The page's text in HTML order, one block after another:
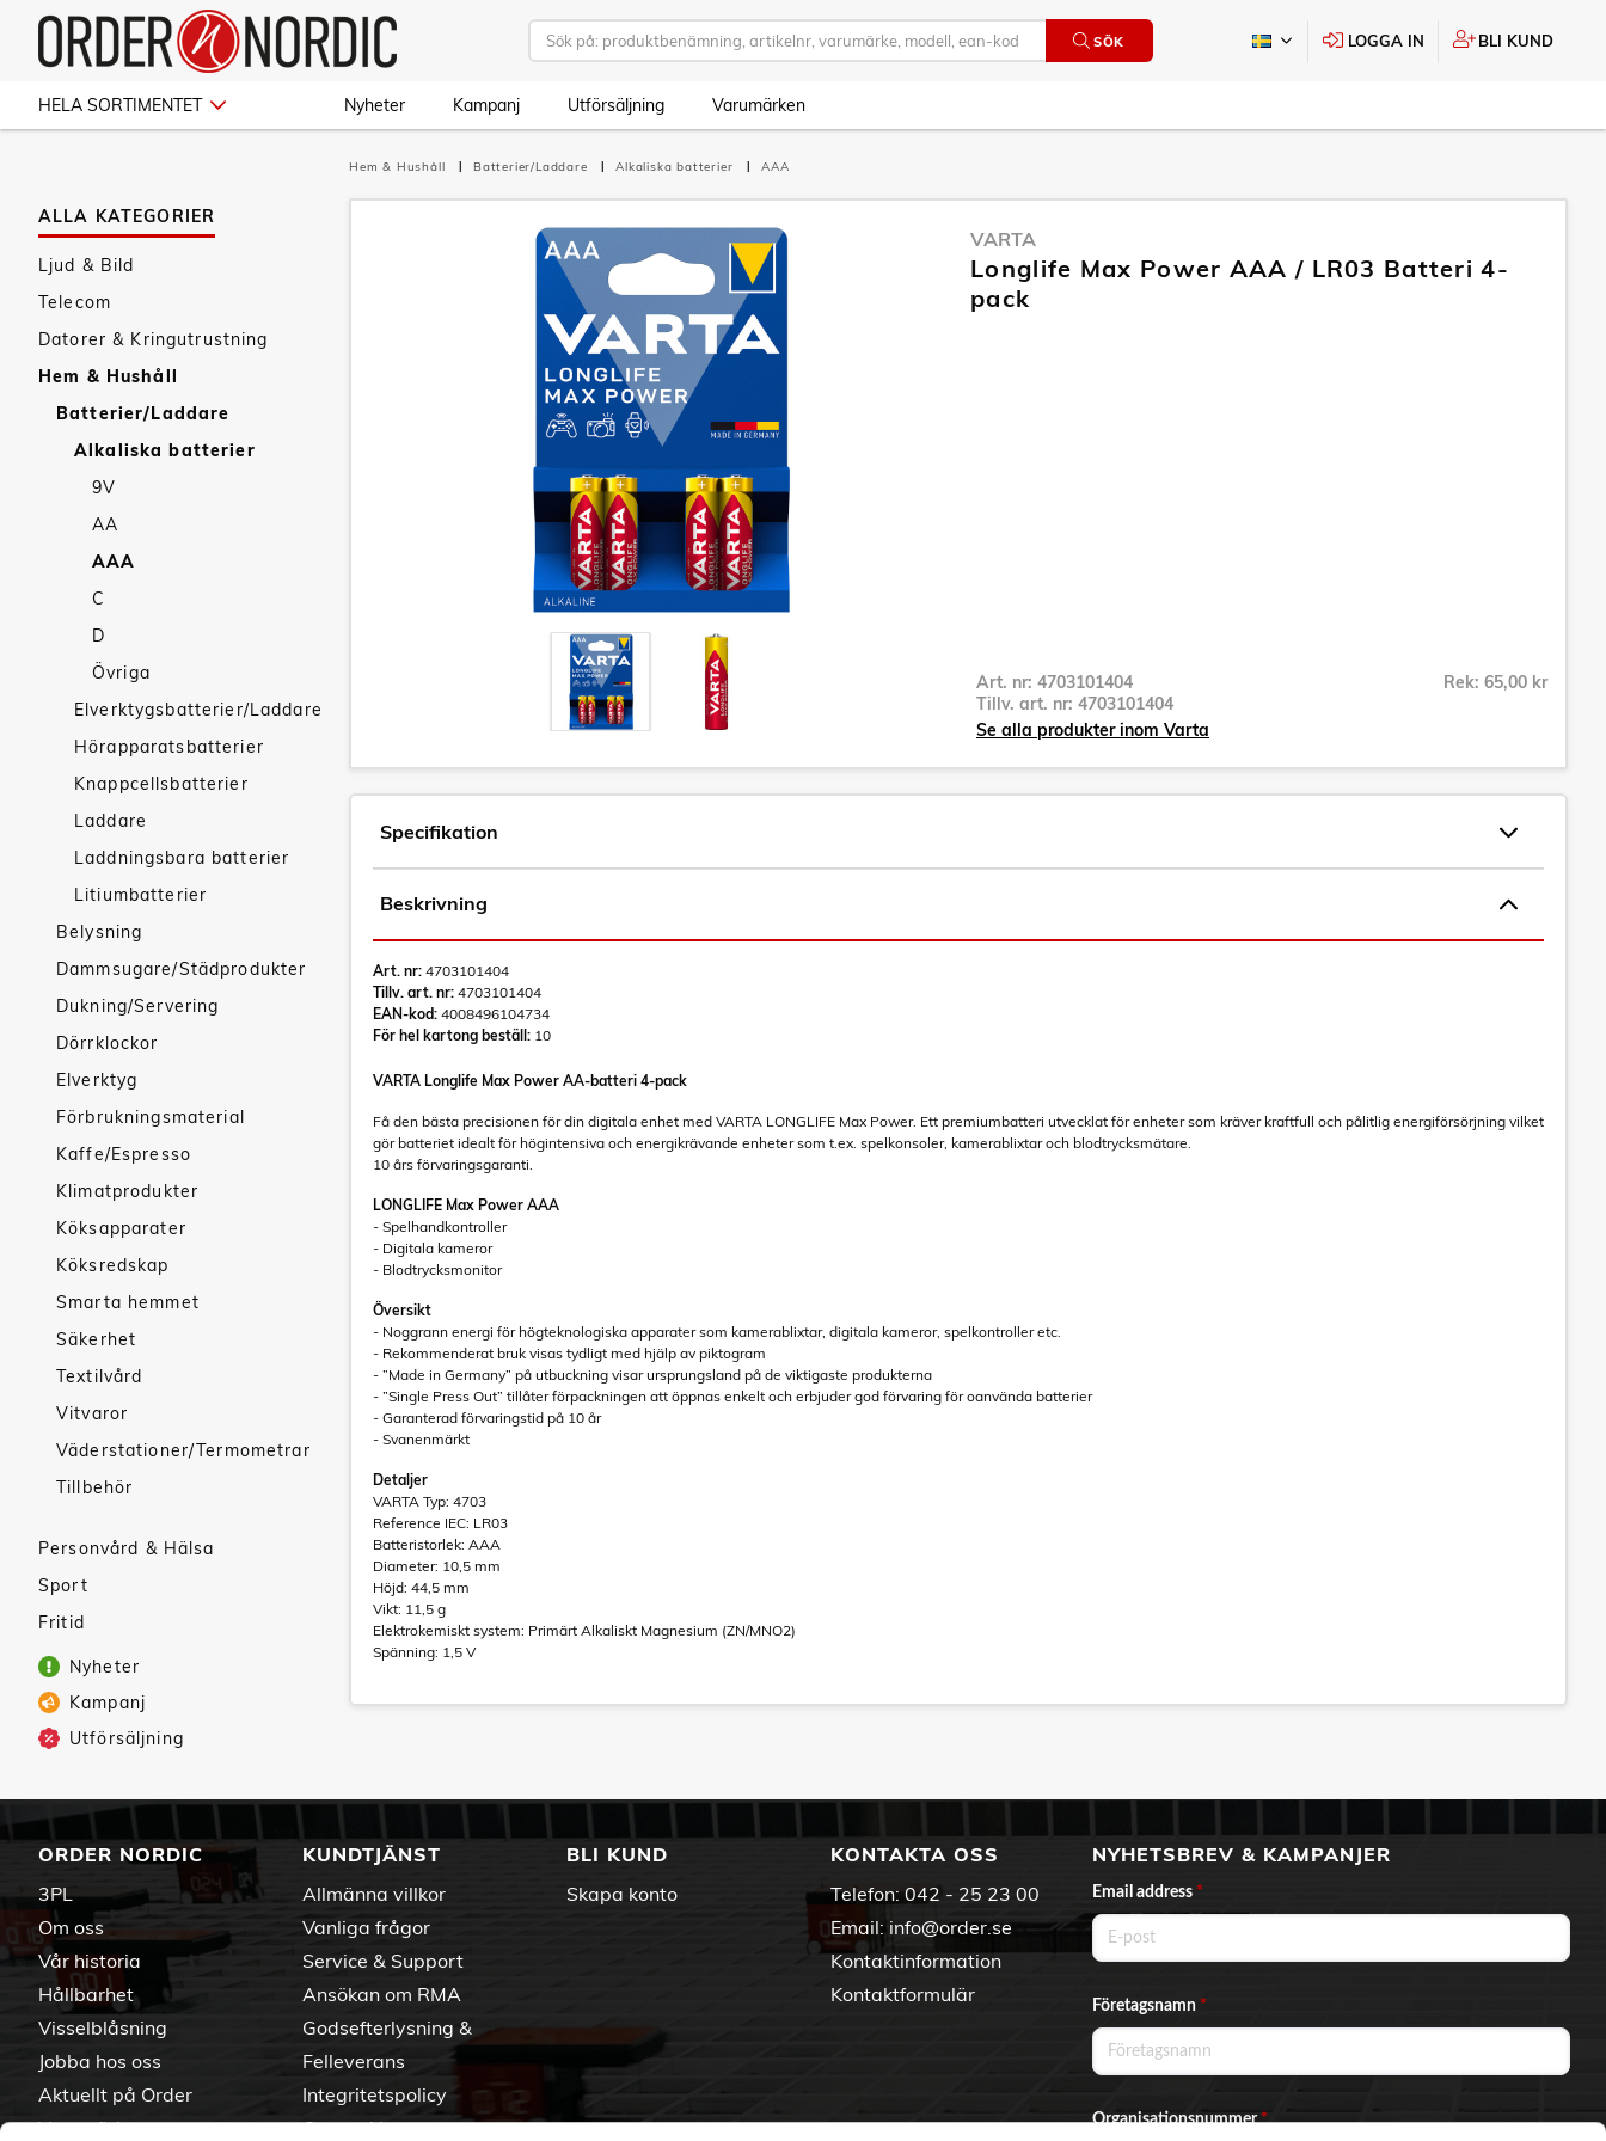
SÖK LOGGA IN BLI KUND
HELA SORTIMENTET Nyheter Kampanj Utförsäljning Varumärken
ALLA KATEGORIER
Ljud & Bild
Telecom
Datorer & Kringutrustning
Hem & Hushåll
Batterier/Laddare
Alkaliska batterier
9V
AA
AAA
C
D
Övriga
Elverktygsbatterier/Laddare
Hörapparatsbatterier
Knappcellsbatterier
Laddare
Laddningsbara batterier
Litiumbatterier
Belysning
Dammsugare/Städprodukter
Dukning/Servering
Dörrklockor
Elverktyg
Förbrukningsmaterial
Kaffe/Espresso
Klimatprodukter
Köksapparater
Köksredskap
Smarta hemmet
Säkerhet
Textilvård
Vitvaror
Väderstationer/Termometrar
Tillbehör
Personvård & Hälsa
Sport
Fritid
Nyheter
Kampanj
Utförsäljning
Hem & Hushåll Batterier/Laddare Alkaliska batterier AAA
VARTA
Longlife Max Power AAA / LR03 Batteri 4-
pack
Art. nr: 4703101404
Tillv. art. nr: 4703101404
Rek: 65,00 kr
Se alla produkter inom Varta
Specifikation
Beskrivning
Art. nr: 4703101404
Tillv. art. nr: 4703101404
EAN-kod: 4008496104734
För hel kartong beställ: 10
VARTA Longlife Max Power AA-batteri 4-pack
Få den bästa precisionen för din digitala enhet med VARTA LONGLIFE Max Power. Ett premiumbatteri utvecklat för enheter som kräver kraftfull och pålitlig energiförsörjning vilket
gör batteriet idealt för högintensiva och energikrävande enheter som t.ex. spelkonsoler, kamerablixtar och blodtrycksmätare.
10 års förvaringsgaranti.
LONGLIFE Max Power AAA
- Spelhandkontroller
- Digitala kameror
- Blodtrycksmonitor
Översikt
- Noggrann energi för högteknologiska apparater som kamerablixtar, digitala kameror, spelkontroller etc.
- Rekommenderat bruk visas tydligt med hjälp av piktogram
- ”Made in Germany” på utbuckning visar ursprungsland på de viktigaste produkterna
- ”Single Press Out” tillåter förpackningen att öppnas enkelt och erbjuder god förvaring för oanvända batterier
- Garanterad förvaringstid på 10 år
- Svanenmärkt
Detaljer
VARTA Typ: 4703
Reference IEC: LR03
Batteristorlek: AAA
Diameter: 10,5 mm
Höjd: 44,5 mm
Vikt: 11,5 g
Elektrokemiskt system: Primärt Alkaliskt Magnesium (ZN/MNO2)
Spänning: 1,5 V
ORDER NORDIC
3PL
Om oss
Vår historia
Hållbarhet
Visselblåsning
Jobba hos oss
Aktuellt på Order
Varumärken
KUNDTJÄNST
Allmänna villkor
Vanliga frågor
Service & Support
Ansökan om RMA
Godsefterlysning &
Felleverans
Integritetspolicy
Om cookies
BLI KUND
Skapa konto
KONTAKTA OSS
Telefon: 042 - 25 23 00
Email: info@order.se
Kontaktinformation
Kontaktformulär
NYHETSBREV & KAMPANJER
Email address *
Företagsnamn *
Organisationsnummer*